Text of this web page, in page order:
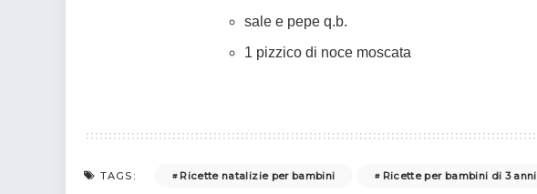
sale e pepe q.b.
1 pizzico di noce moscata
TAGS: Ricette natalizie per bambini Ricette per bambini di 3 anni